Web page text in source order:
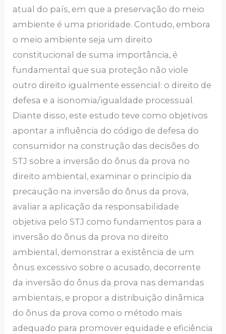
atual do país, em que a preservação do meio
ambiente é uma prioridade. Contudo, embora
o meio ambiente seja um direito
constitucional de suma importância, é
fundamental que sua proteção não viole
outro direito igualmente essencial: o direito de
defesa e a isonomia/igualdade processual.
Diante disso, este estudo teve como objetivos
apontar a influência do código de defesa do
consumidor na construção das decisões do
STJ sobre a inversão do ônus da prova no
direito ambiental, examinar o princípio da
precaução na inversão do ônus da prova,
avaliar a aplicação da responsabilidade
objetiva pelo STJ como fundamentos para a
inversão do ônus da prova no direito
ambiental, demonstrar a existência de um
ônus excessivo sobre o acusado, decorrente
da inversão do ônus da prova nas demandas
ambientais, e propor a distribuição dinâmica
do ônus da prova como o método mais
adequado para promover equidade e eficiência